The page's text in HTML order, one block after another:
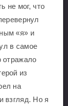
не мог, что
«я» и
в самое
отражало
из
на
взгляд. Но я